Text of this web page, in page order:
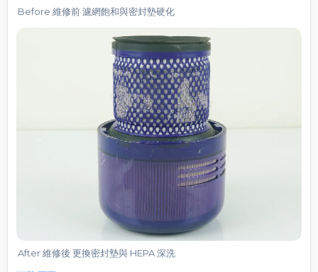
Before 維修前 濾網飽和與密封墊硬化
After 維修後 更換密封墊與 HEPA 深洗